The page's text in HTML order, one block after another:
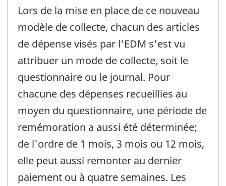
Lors de la mise en place de ce nouveau
modèle de collecte, chacun des articles
de dépense visés par l'EDM s'est vu
attribuer un mode de collecte, soit le
questionnaire ou le journal. Pour
chacune des dépenses recueillies au
moyen du questionnaire, une période de
remémoration a aussi été déterminée;
de l'ordre de 1 mois, 3 mois ou 12 mois,
elle peut aussi remonter au dernier
paiement ou à quatre semaines. Les